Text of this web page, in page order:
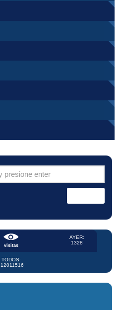
visitas
AYER:
1328
TODOS:
12011516